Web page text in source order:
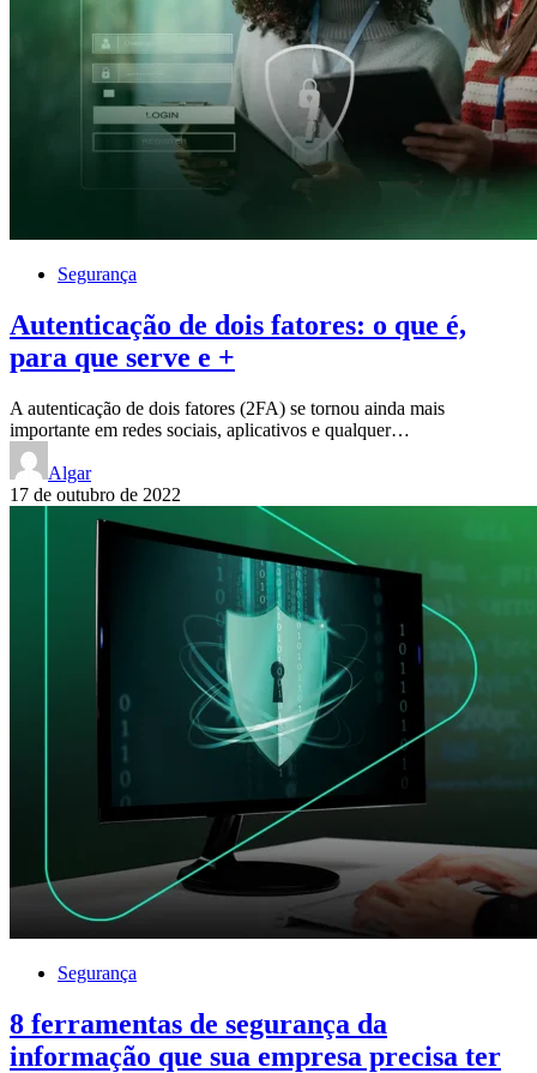
Segurança
Autenticação de dois fatores: o que é,
para que serve e +
A autenticação de dois fatores (2FA) se tornou ainda mais
importante em redes sociais, aplicativos e qualquer…
Algar
17 de outubro de 2022
Segurança
8 ferramentas de segurança da
informação que sua empresa precisa ter